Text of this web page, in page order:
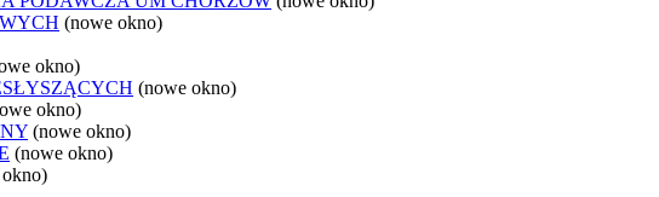
(nowe okno)
okno)
(nowe okno)
okno)
(nowe okno)
(nowe okno)